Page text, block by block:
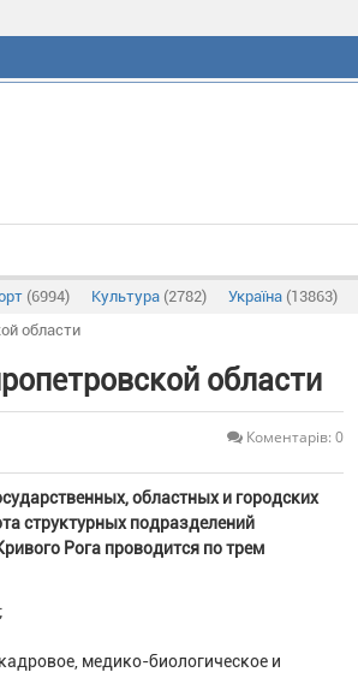
(6994) Культура (2782) Україна (13863)
области
области
Коментарів: 0
областных и городских
структурных подразделений
Рога проводится по трем
медико-биологическое и